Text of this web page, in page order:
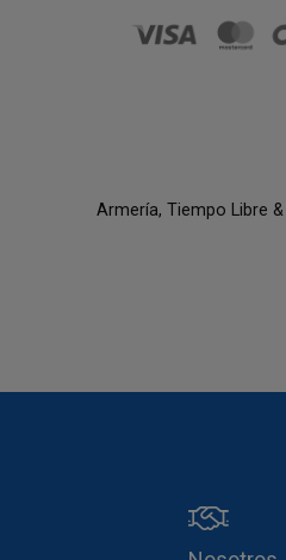
Armería, Tiempo Libre